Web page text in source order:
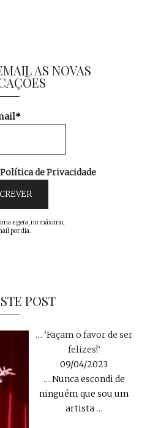
AS NOVAS
Política de Privacidade
e gera, no máximo,
por dia.
POST
… ‘Façam o favor de ser
felizes!’
09/04/2023
… Nunca escondi de
ninguém que sou um
artista…